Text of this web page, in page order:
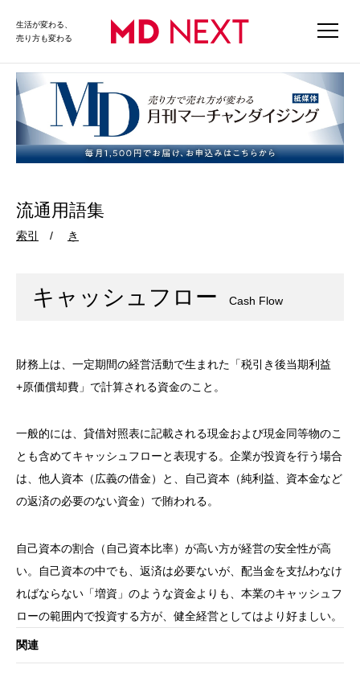
生活が変わる、
売り方も変わる
流通用語集
索引 き
キャッシュフロー Cash Flow
財務上は、一定期間の経営活動で生まれた「税引き後当期利益
+原価償却費」で計算される資金のこと。
一般的には、貸借対照表に記載される現金および現金同等物のこ
とも含めてキャッシュフローと表現する。企業が投資を行う場合
は、他人資本（広義の借金）と、自己資本（純利益、資本金など
の返済の必要のない資金）で賄われる。
自己資本の割合（自己資本比率）が高い方が経営の安全性が高
い。自己資本の中でも、返済は必要ないが、配当金を支払わなけ
ればならない「増資」のような資金よりも、本業のキャッシュフ
ローの範囲内で投資する方が、健全経営としてはより好ましい。
関連